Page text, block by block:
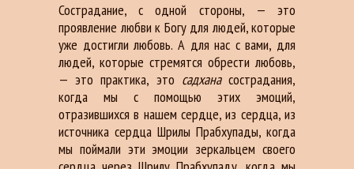
Сострадание, с одной стороны, — это
проявление любви к Богу для людей, которые
уже достигли любовь. А для нас с вами, для
людей, которые стремятся обрести любовь,
— это практика, это садханасострадания,
когда мы с помощью этих эмоций,
отразившихся в нашем сердце, из сердца, из
источника сердца Шрилы Прабхупады, когда
мы поймали эти эмоции зеркальцем своего